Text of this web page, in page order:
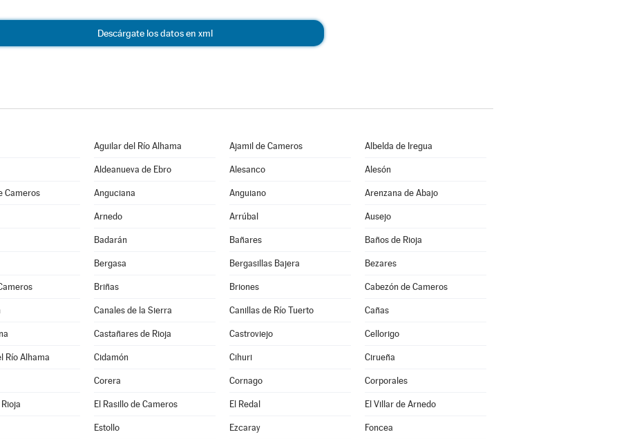
Descárgate los datos en xml
Aguilar del Río Alhama Ajamil de Cameros Albelda de Iregua
Aldeanueva de Ebro Alesanco Alesón
Cameros Anguciana Anguiano Arenzana de Abajo
Arnedo Arrúbal Ausejo
Badarán Bañares Baños de Rioja
Bergasa Bergasillas Bajera Bezares
Briñas Briones Cabezón de Cameros
Canales de la Sierra Canillas de Río Tuerto Cañas
Castañares de Rioja Castroviejo Cellorigo
Río Alhama Cidamón Cihuri Cirueña
Corera Cornago Corporales
El Rasillo de Cameros El Redal El Villar de Arnedo
Estollo Ezcaray Foncea